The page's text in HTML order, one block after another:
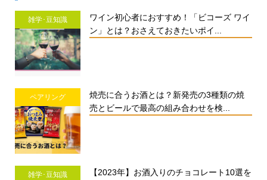
雑学･豆知識
ワイン初心者におすすめ！「ビコーズ ワイ
ン」とは？おさえておきたいポイ...
ペアリング
焼売に合うお酒とは？新発売の3種類の焼
売とビールで最高の組み合わせを検...
雑学･豆知識
【2023年】お酒入りのチョコレート10選を